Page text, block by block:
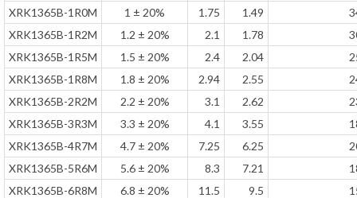
XRK1365B-1R0M 1 ± 20% 1.75 1.49
XRK1365B-1R2M
1.2 ± 20% 2.1 1.78
XRK1365B-1R5M
1.5 ± 20% 2.4 2.04
XRK1365B-1R8M
1.8 ± 20% 2.94 2.55
XRK1365B-2R2M
2.2 ± 20% 3.1 2.62
XRK1365B-3R3M
3.3 ± 20% 4.1 3.55
XRK1365B-4R7M
4.7 ± 20% 7.25 6.25
XRK1365B-5R6M
5.6 ± 20% 8.3 7.21
XRK1365B-6R8M
6.8 ± 20% 11.5 9.5